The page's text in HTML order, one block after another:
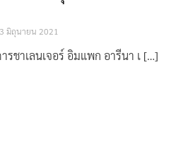
3 มิถุนายน 2021
ชาเลนเจอร์ อิมแพก อารีนา เ […]